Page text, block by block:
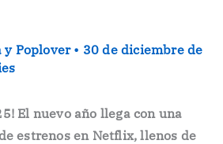
y Poplover• 30 de diciembre de
El nuevo año llega con una
estrenos en Netflix, llenos de